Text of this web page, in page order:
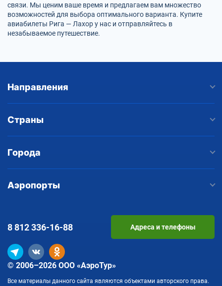
связи. Мы ценим ваше время и предлагаем вам множество
возможностей для выбора оптимального варианта. Купите
авиабилеты Рига — Лахор у нас и отправляйтесь в
незабываемое путешествие.
Направления
Страны
Города
Аэропорты
© 2006–2026 ООО «АэроТур»
Все материалы данного сайта являются объектами авторского права.
8 812336-16-88 Адреса и телефоны